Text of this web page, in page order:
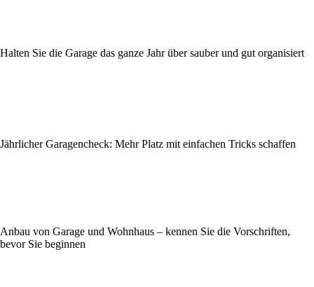
Halten Sie die Garage das ganze Jahr über sauber und gut organisiert
Jährlicher Garagencheck: Mehr Platz mit einfachen Tricks schaffen
Anbau von Garage und Wohnhaus – kennen Sie die Vorschriften,
bevor Sie beginnen